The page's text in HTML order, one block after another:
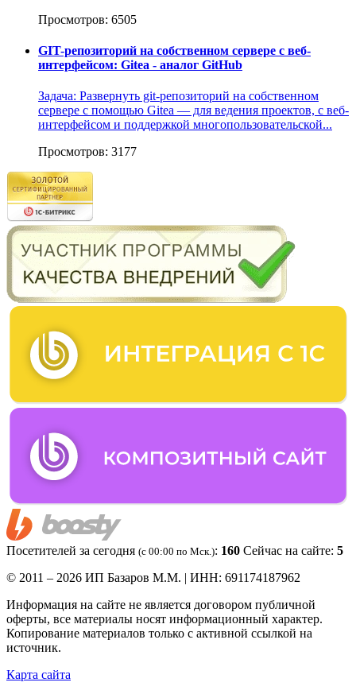
Просмотров: 6505
GIT-репозиторий на собственном сервере с веб-
интерфейсом: Gitea - аналог GitHub
Задача: Развернуть git-репозиторий на собственном
сервере с помощью Gitea — для ведения проектов, с веб-
интерфейсом и поддержкой многопользовательской...
Просмотров: 3177
Посетителей за сегодня (c 00:00 по Мск.): 160 Сейчас на сайте: 5
© 2011 – 2026 ИП Базаров М.М. | ИНН: 691174187962
Информация на сайте не является договором публичной
оферты, все материалы носят информационный характер.
Копирование материалов только с активной ссылкой на
источник.
Карта сайта